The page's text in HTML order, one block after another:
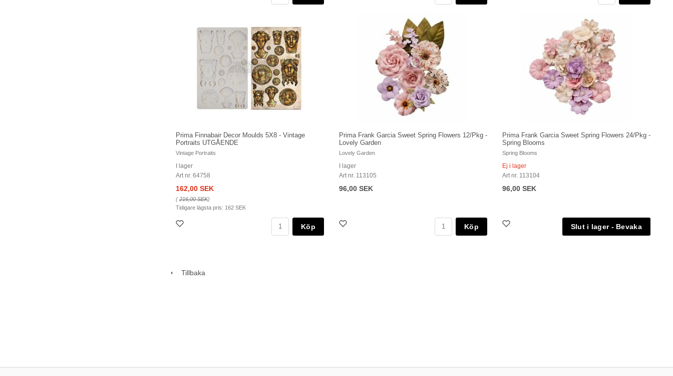
Prima Finnabair Decor Moulds 5X8 - Vintage
Portraits UTGÅENDE
Vintage Portraits
I lager
Art nr. 64758
162,00 SEK
(216,00 SEK)
Tidigare lägsta pris: 162 SEK
Köp
Prima Frank Garcia Sweet Spring Flowers 12/Pkg -
Lovely Garden
Lovely Garden
I lager
Art nr. 113105
96,00 SEK
Köp
Prima Frank Garcia Sweet Spring Flowers 24/Pkg -
Spring Blooms
Spring Blooms
Ej i lager
Art nr. 113104
96,00 SEK
Tillbaka